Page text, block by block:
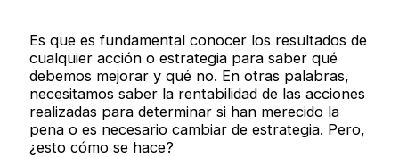
Es que es fundamental conocer los resultados de
cualquier acción o estrategia para saber qué
debemos mejorar y qué no. En otras palabras,
necesitamos saber la rentabilidad de las acciones
realizadas para determinar si han merecido la
pena o es necesario cambiar de estrategia. Pero,
¿esto cómo se hace?